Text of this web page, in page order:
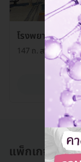
โรงพยาบาลสัต
147 ถ. สวนสยาม แ
แพ็กเกจอื่นใน